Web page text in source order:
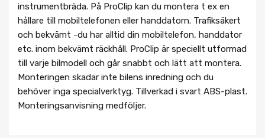
instrumentbräda. På ProClip kan du montera t ex en
hållare till mobiltelefonen eller handdatorn. Trafiksäkert
och bekvämt -du har alltid din mobiltelefon, handdator
etc. inom bekvämt räckhåll. ProClip är speciellt utformad
till varje bilmodell och går snabbt och lätt att montera.
Monteringen skadar inte bilens inredning och du
behöver inga specialverktyg. Tillverkad i svart ABS-plast.
Monteringsanvisning medföljer.